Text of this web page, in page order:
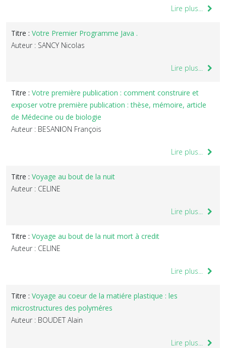
Lire plus...
Titre : Votre Premier Programme Java .
Auteur : SANCY Nicolas
Lire plus...
Titre : Votre première publication : comment construire et
exposer votre première publication : thèse, mémoire, article
de Médecine ou de biologie
Auteur : BESANاON François
Lire plus...
Titre : Voyage au bout de la nuit
Auteur : CELINE
Lire plus...
Titre : Voyage au bout de la nuit mort à credit
Auteur : CELINE
Lire plus...
Titre : Voyage au coeur de la matiére plastique : les
microstructures des polyméres
Auteur : BOUDET Alain
Lire plus...